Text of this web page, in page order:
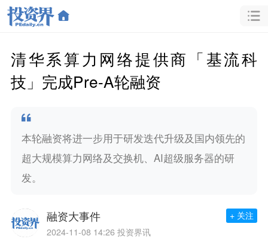
清华系算力网络提供商「基流科
技」完成Pre-A轮融资
本轮融资将进一步用于研发迭代升级及国内领先的
超大规模算力网络及交换机、AI超级服务器的研
发。
融资大事件
2024-11-08 14:26 投资界讯
+ 关注